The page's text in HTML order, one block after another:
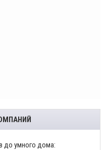
до умного дома: